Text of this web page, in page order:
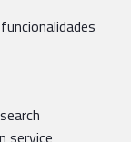
service